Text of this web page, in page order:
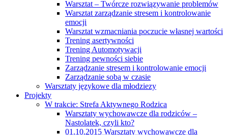
Warsztat – Twórcze rozwiązywanie problemów
Warsztat zarządzanie stresem i kontrolowanie
emocji
Warsztat wzmacniania poczucie własnej wartości
Trening asertywności
Trening Automotywacji
Trening pewności siebie
Zarządzanie stresem i kontrolowanie emocji
Zarządzanie sobą w czasie
Warsztaty językowe dla młodziezy
Projekty
W trakcie: Strefa Aktywnego Rodzica
Warsztaty wychowawcze dla rodziców –
Nastolatek, czyli kto?
01.10.2015 Warsztaty wychowawcze dla